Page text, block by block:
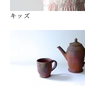
キッズ